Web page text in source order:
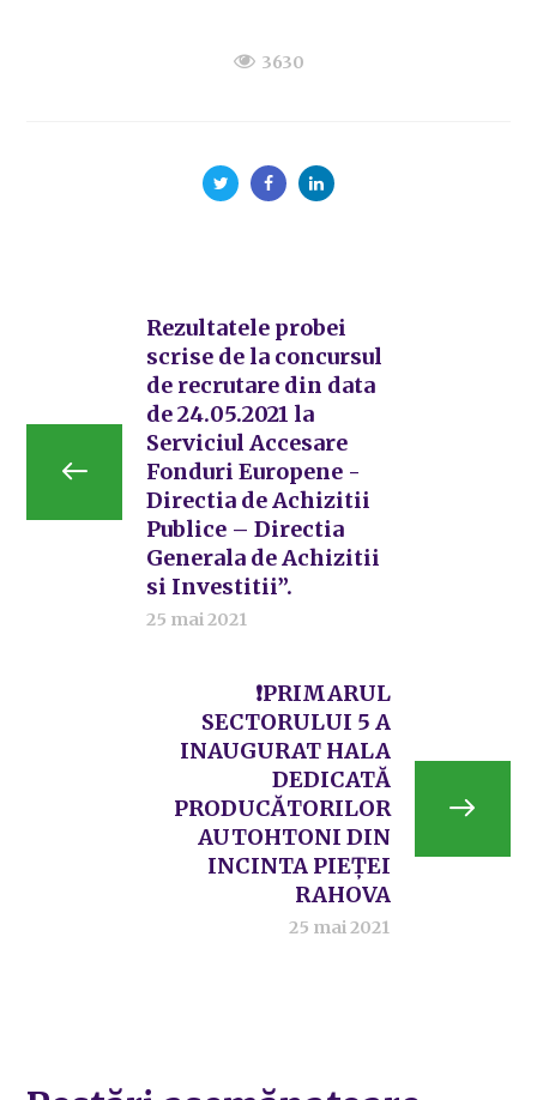
3630
Rezultatele probei
scrise de la concursul
de recrutare din data
de 24.05.2021 la
Serviciul Accesare
Fonduri Europene -
Directia de Achizitii
Publice – Directia
Generala de Achizitii
si Investitii”.
25 mai 2021
❗PRIMARUL
SECTORULUI 5 A
INAUGURAT HALA
DEDICATĂ
PRODUCĂTORILOR
AUTOHTONI DIN
INCINTA PIEȚEI
RAHOVA
25 mai 2021